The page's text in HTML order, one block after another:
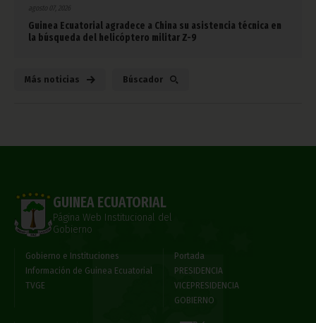
agosto 07, 2026
Guinea Ecuatorial agradece a China su asistencia técnica en
la búsqueda del helicóptero militar Z-9
Más noticias Búscador
GUINEA ECUATORIAL
Página Web Institucional del
Gobierno
Gobierno e Instituciones
Información de Guinea Ecuatorial
TVGE
Portada
PRESIDENCIA
VICEPRESIDENCIA
GOBIERNO